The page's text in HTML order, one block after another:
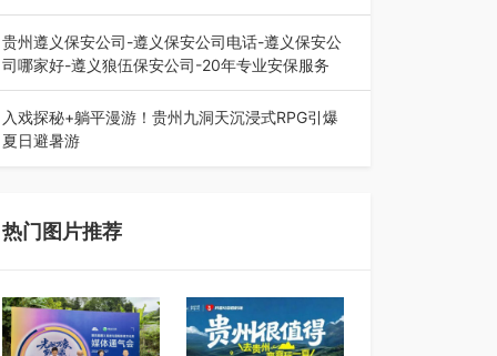
七月的贵阳，清风送爽，第四届“爽爽贵阳·青春之
声”校园管弦乐（合唱）艺术交流活动…
贵州遵义保安公司-遵义保安公司电话-遵义保安公
司哪家好-遵义狼伍保安公司-20年专业安保服务
在遵义，不管是企业园区运营、小区物业管理、建
筑工地施工、商业商场经营，还是举办各…
入戏探秘+躺平漫游！贵州九洞天沉浸式RPG引爆
夏日避暑游
热门图片推荐